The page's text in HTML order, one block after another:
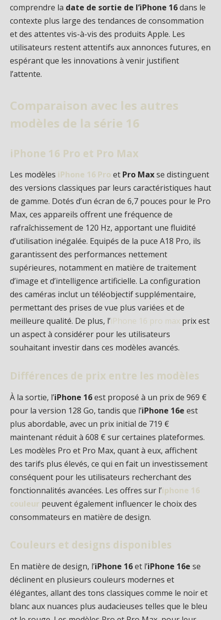
comprendre la date de sortie de l’iPhone 16dans le
contexte plus large des tendances de consommation
et des attentes vis-à-vis des produits Apple. Les
utilisateurs restent attentifs aux annonces futures, en
espérant que les innovations à venir justifient
l’attente.
Comparaison avec les autres
modèles de la série 16
iPhone 16 Pro et Pro Max
Les modèles iPhone 16 Pro et Pro Maxse distinguent
des versions classiques par leurs caractéristiques haut
de gamme. Dotés d’un écran de 6,7 pouces pour le Pro
Max, ces appareils offrent une fréquence de
rafraîchissement de 120 Hz, apportant une fluidité
d’utilisation inégalée. Equipés de la puce A18 Pro, ils
garantissent des performances nettement
supérieures, notamment en matière de traitement
d’image et d’intelligence artificielle. La configuration
des caméras inclut un téléobjectif supplémentaire,
permettant des prises de vue plus variées et de
meilleure qualité. De plus, l’iPhone 16 pro max prix est
un aspect à considérer pour les utilisateurs
souhaitant investir dans ces modèles avancés.
Différences de prix entre les modèles
À la sortie, l’iPhone 16est proposé à un prix de 969 €
pour la version 128 Go, tandis que l’iPhone 16e est
plus abordable, avec un prix initial de 719 €
maintenant réduit à 608 € sur certaines plateformes.
Les modèles Pro et Pro Max, quant à eux, affichent
des tarifs plus élevés, ce qui en fait un investissement
conséquent pour les utilisateurs recherchant des
fonctionnalités avancées. Les offres sur l’iphone 16
couleur peuvent également influencer le choix des
consommateurs en matière de design.
Couleurs et designs disponibles
En matière de design, l’iPhone 16et l’iPhone 16e se
déclinent en plusieurs couleurs modernes et
élégantes, allant des tons classiques comme le noir et
blanc aux nuances plus audacieuses telles que le bleu